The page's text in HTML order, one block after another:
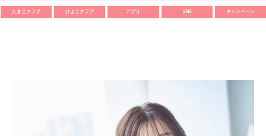
たまごクラブ ひよこクラブ アプリ SNS キャンペーン